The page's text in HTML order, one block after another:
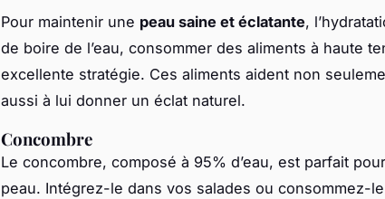
Pour maintenir une peau saine et éclatante,
de boire de l’eau, consommer des aliments à haute
excellente stratégie. Ces aliments aident non
aussi à lui donner un éclat naturel.
Concombre
Le concombre, composé à 95% d’eau, est parfait pour
peau. Intégrez-le dans vos salades ou consommez-